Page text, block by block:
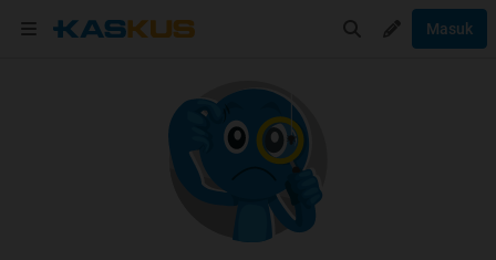
Masuk